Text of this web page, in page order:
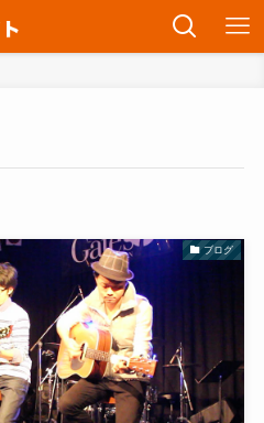
ブログ